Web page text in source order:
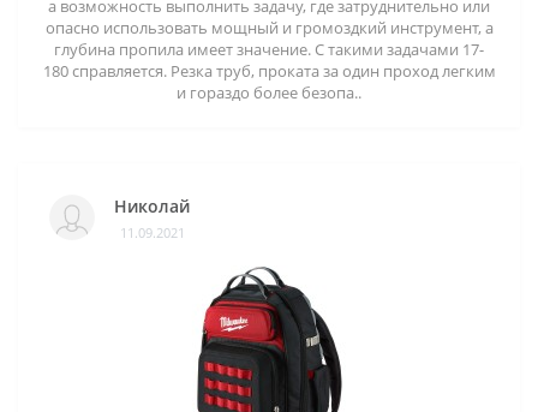
а возможность выполнить задачу, где затруднительно или
опасно использовать мощный и громоздкий инструмент, а
глубина пропила имеет значение. С такими задачами 17-
180 справляется. Резка труб, проката за один проход легким
и гораздо более безопа..
Николай
11.09.2021